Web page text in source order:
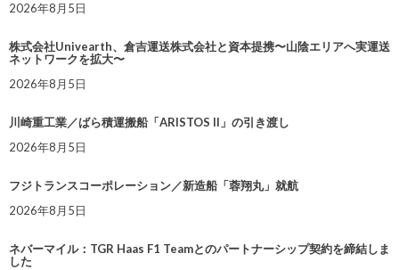
2026年8月5日
株式会社Univearth、倉吉運送株式会社と資本提携〜山陰エリアへ実運送
ネットワークを拡大〜
2026年8月5日
川崎重工業／ばら積運搬船「ARISTOS II」の引き渡し
2026年8月5日
フジトランスコーポレーション／新造船「蓉翔丸」就航
2026年8月5日
ネバーマイル：TGR Haas F1 Teamとのパートナーシップ契約を締結しま
した